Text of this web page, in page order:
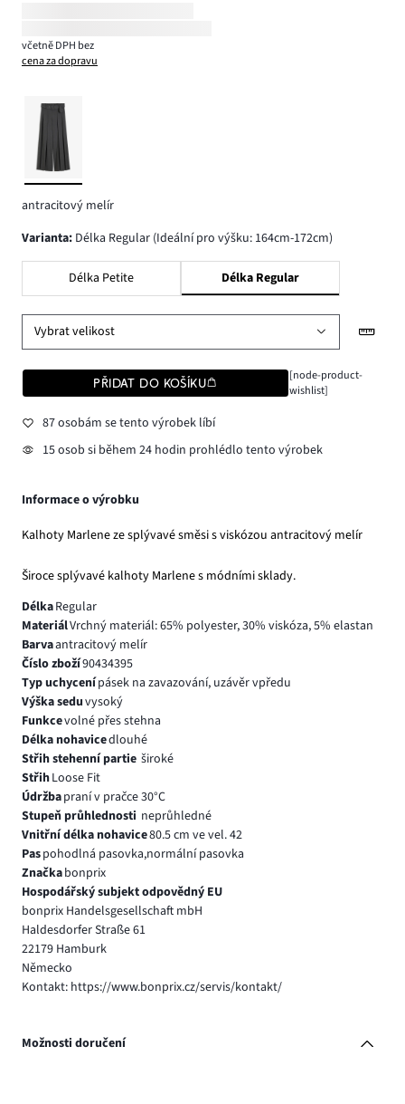
včetně DPH bez
cena za dopravu
antracitový melír
varianta: Délka Regular (Ideální pro výšku: 164cm-172cm)
Délka Petite Délka Regular
Vybrat velikost
PŘIDAT DO KOŠÍKU
[node-product-
wishlist]
87 osobám se tento výrobek líbí
15 osob si během 24 hodin prohlédlo tento výrobek
Informace o výrobku
Kalhoty Marlene ze splývavé směsi s viskózou antracitový melír
Široce splývavé kalhoty Marlene s módními sklady.
DélkaRegular
MateriálVrchný materiál: 65% polyester, 30% viskóza, 5% elastan
Barvaantracitový melír
Číslo zboží90434395
Typ uchycenípásek na zavazování, uzávěr vpředu
Výška seduvysoký
Funkcevolné přes stehna
Délka nohavicedlouhé
Střih stehenní partie široké
StřihLoose Fit
Údržbapraní v pračce 30°C
Stupeň průhlednosti neprůhledné
Vnitřní délka nohavice80.5 cm ve vel. 42
Paspohodlná pasovka,normální pasovka
Značkabonprix
Hospodářský subjekt odpovědný EU
bonprix Handelsgesellschaft mbH
Haldesdorfer Straße 61
22179 Hamburk
Německo
Kontakt: https://www.bonprix.cz/servis/kontakt/
Možnosti doručení